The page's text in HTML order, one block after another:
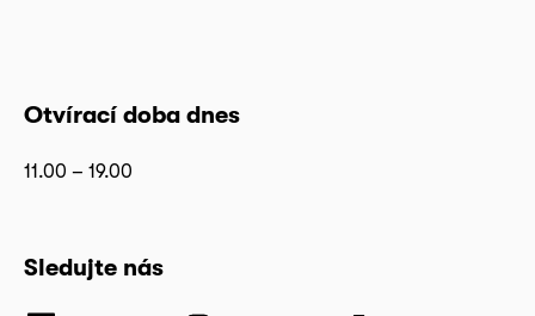
Otvírací doba dnes
11.00 – 19.00
Sledujte nás